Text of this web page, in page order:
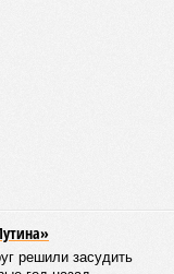
явно выглядит
баз
прикрытием.
жёстко, а именно
активы